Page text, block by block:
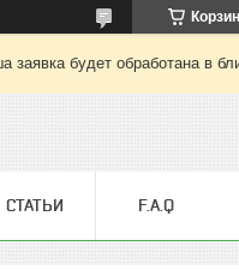
будет обработана в
СТАТЬИ F.A.Q